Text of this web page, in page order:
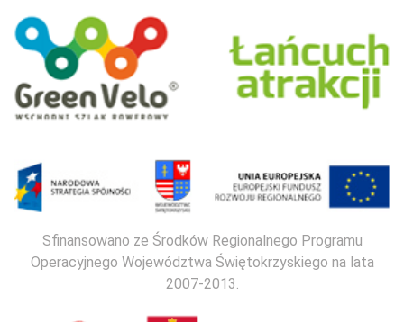
Sfinansowano ze Środków Regionalnego Programu
Operacyjnego Województwa Świętokrzyskiego na lata
2007-2013.